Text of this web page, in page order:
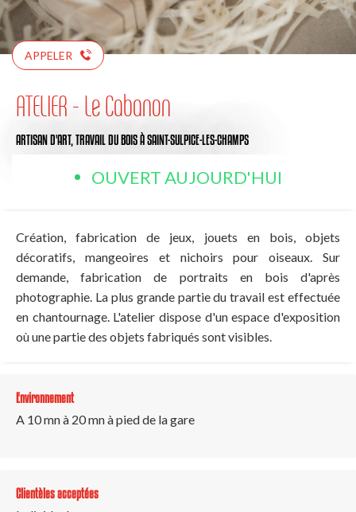
APPELER
ATELIER - Le Cabanon
ARTISAN D'ART, TRAVAIL DU BOISÀ SAINT-SULPICE-LES-CHAMPS
OUVERT AUJOURD'HUI
Création, fabrication de jeux, jouets en bois, objets
décoratifs, mangeoires et nichoirs pour oiseaux. Sur
demande, fabrication de portraits en bois d'après
photographie. La plus grande partie du travail est effectuée
en chantournage. L'atelier dispose d'un espace d'exposition
où une partie des objets fabriqués sont visibles.
Environnement
A 10 mn à 20 mn à pied de la gare
Clientèles acceptées